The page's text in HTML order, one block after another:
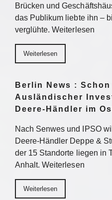
Brücken und
das Publikum liebte ihn –
verglühte. Weiterlesen
Weiterlesen
Berlin News :
Ausländischer
Deere-Händler im
Nach Senwes und IPSO
Deere-Händler Deppe &
der 15 Standorte liegen in
Anhalt. Weiterlesen
Weiterlesen